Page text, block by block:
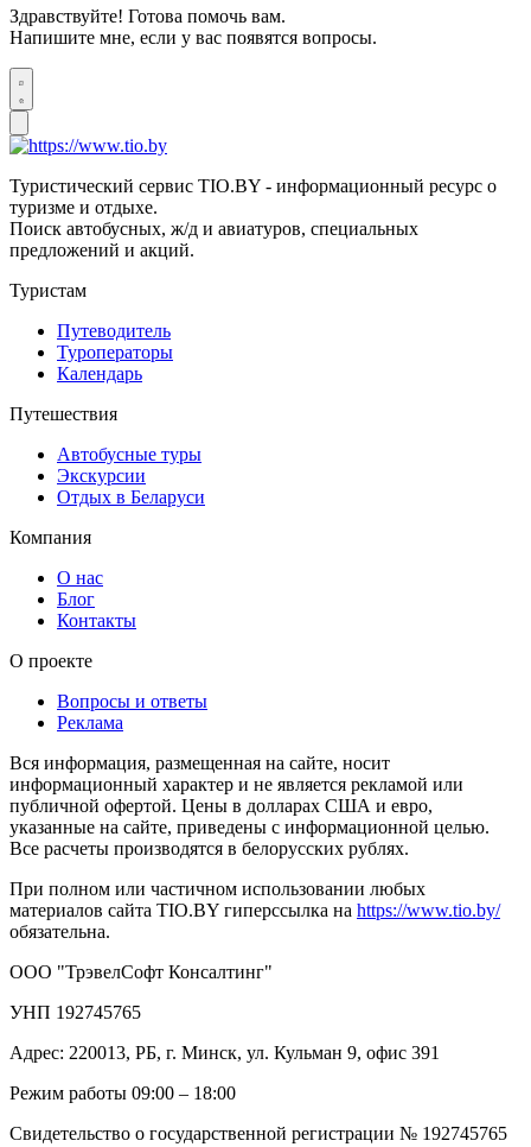
Здравствуйте! Готова помочь вам.
Напишите мне, если у вас появятся вопросы.
Туристический сервис TIO.BY - информационный ресурс о
туризме и отдыхе.
Поиск автобусных, ж/д и авиатуров, специальных
предложений и акций.
Туристам
Путеводитель
Туроператоры
Календарь
Путешествия
Автобусные туры
Экскурсии
Отдых в Беларуси
Компания
О нас
Блог
Контакты
О проекте
Вопросы и ответы
Реклама
Вся информация, размещенная на сайте, носит
информационный характер и не является рекламой или
публичной офертой. Цены в долларах США и евро,
указанные на сайте, приведены с информационной целью.
Все расчеты производятся в белорусских рублях.
При полном или частичном использовании любых
материалов сайта TIO.BY гиперссылка на https://www.tio.by/
обязательна.
ООО "ТрэвелСофт Консалтинг"
УНП 192745765
Адрес: 220013, РБ, г. Минск, ул. Кульман 9, офис 391
Режим работы 09:00 – 18:00
Свидетельство о государственной регистрации № 192745765